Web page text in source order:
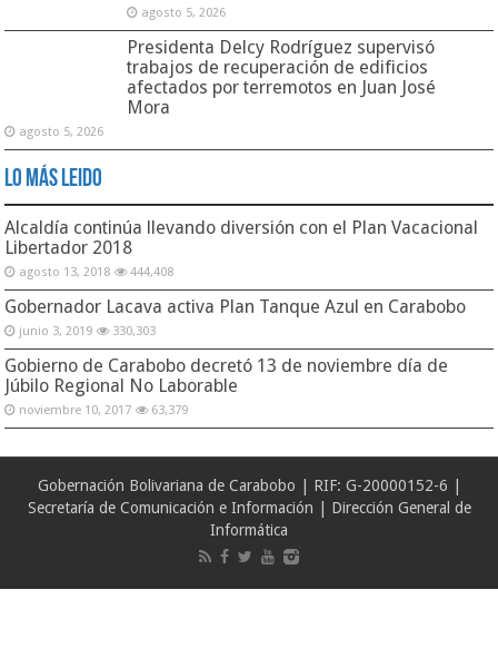
agosto 5, 2026
Presidenta Delcy Rodríguez supervisó
trabajos de recuperación de edificios
afectados por terremotos en Juan José
Mora
agosto 5, 2026
Lo Más Leido
Alcaldía continúa llevando diversión con el Plan Vacacional
Libertador 2018
agosto 13, 2018 444,408
Gobernador Lacava activa Plan Tanque Azul en Carabobo
junio 3, 2019 330,303
Gobierno de Carabobo decretó 13 de noviembre día de
Júbilo Regional No Laborable
noviembre 10, 2017 63,379
Gobernación Bolivariana de Carabobo | RIF: G-20000152-6 |
Secretaría de Comunicación e Información | Dirección General de
Informática